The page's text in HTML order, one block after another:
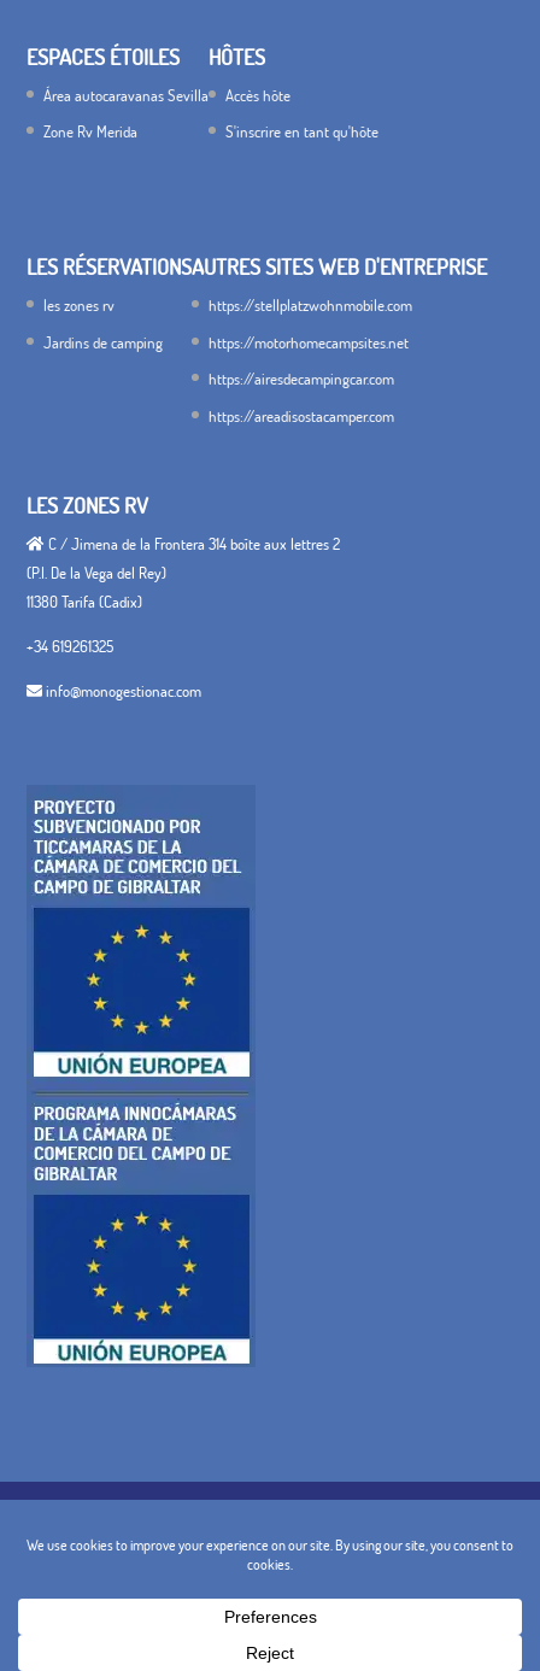
ESPACES ÉTOILES
Área autocaravanas Sevilla
Zone Rv Merida
HÔTES
Accès hôte
S'inscrire en tant qu'hôte
LES RÉSERVATIONS
les zones rv
Jardins de camping
AUTRES SITES WEB D'ENTREPRISE
https://stellplatzwohnmobile.com
https://motorhomecampsites.net
https://airesdecampingcar.com
https://areadisostacamper.com
LES ZONES RV
C / Jimena de la Frontera 314 boîte aux lettres 2
(P.I. De la Vega del Rey)
11380 Tarifa (Cadix)
+34 619261325
info@monogestionac.com
AVIS JURIDIQUE
TERMES ET CONDITIONS GÉNÉRALES
POLITIQUE D'ANNULATION